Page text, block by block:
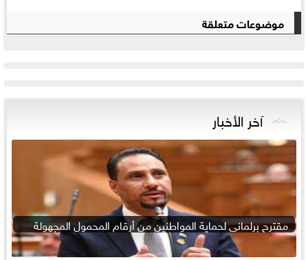
موضوعات متعلقة
آخر الأخبار
مقترح برلماني لحماية المواطنين من أرقام المحمول المجهولة